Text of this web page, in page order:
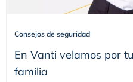
Consejos de seguridad
En Vanti velamos por
familia